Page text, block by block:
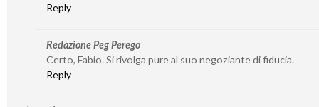
Reply
Redazione Peg Perego
Certo, Fabio. Si rivolga pure al suo negoziante di fiducia.
Reply